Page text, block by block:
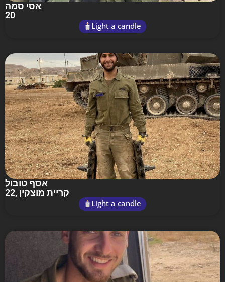
אסי סמה
20
Light a candle
אסף טובול
22 , קריית מוצקין
Light a candle